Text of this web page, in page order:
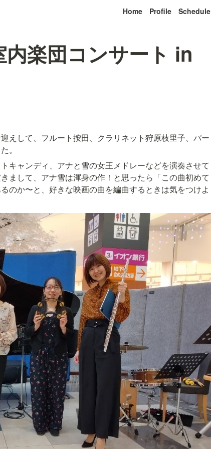
Home Profile Schedule
楽団コンサート in
えして、フルート按田、クラリネット狩原枝里子、パー
。
キャンディ、アナと雪の女王メドレーなどを演奏させて
まして、アナ雪は渾身の作！と思ったら「この曲初めて
のか〜と、好きな映画の曲を編曲するときは気をつけよ